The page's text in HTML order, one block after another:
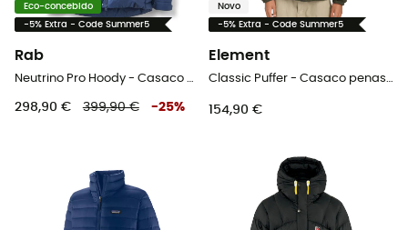
Eco-concebido
-5% Extra - Code Summer5
Rab
Neutrino Pro Hoody - Casaco penas homem
298,90 € 399,90 € -25%
Novo
-5% Extra - Code Summer5
Element
Classic Puffer - Casaco penas homem
154,90 €